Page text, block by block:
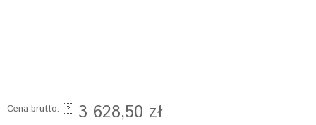
Cena brutto: 3 628,50 zł